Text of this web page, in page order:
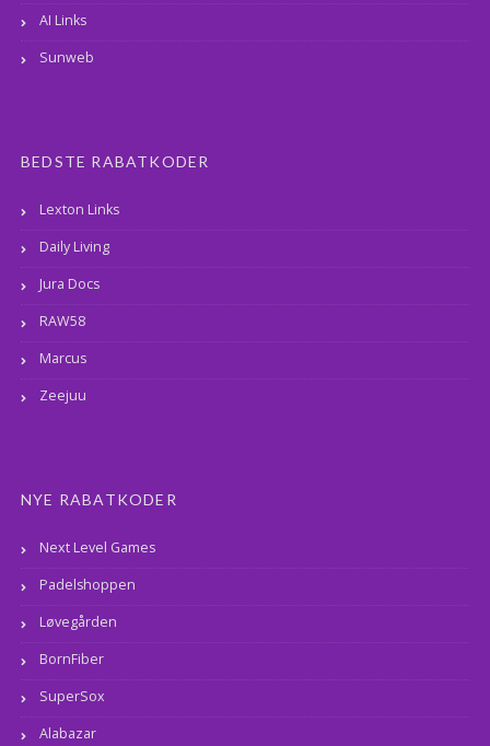
AI Links
Sunweb
BEDSTE RABATKODER
Lexton Links
Daily Living
Jura Docs
RAW58
Marcus
Zeejuu
NYE RABATKODER
Next Level Games
Padelshoppen
Løvegården
BornFiber
SuperSox
Alabazar